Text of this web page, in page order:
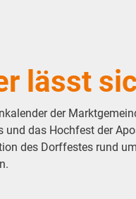
lässt
der
das Hochfest der
des Dorffestes rund